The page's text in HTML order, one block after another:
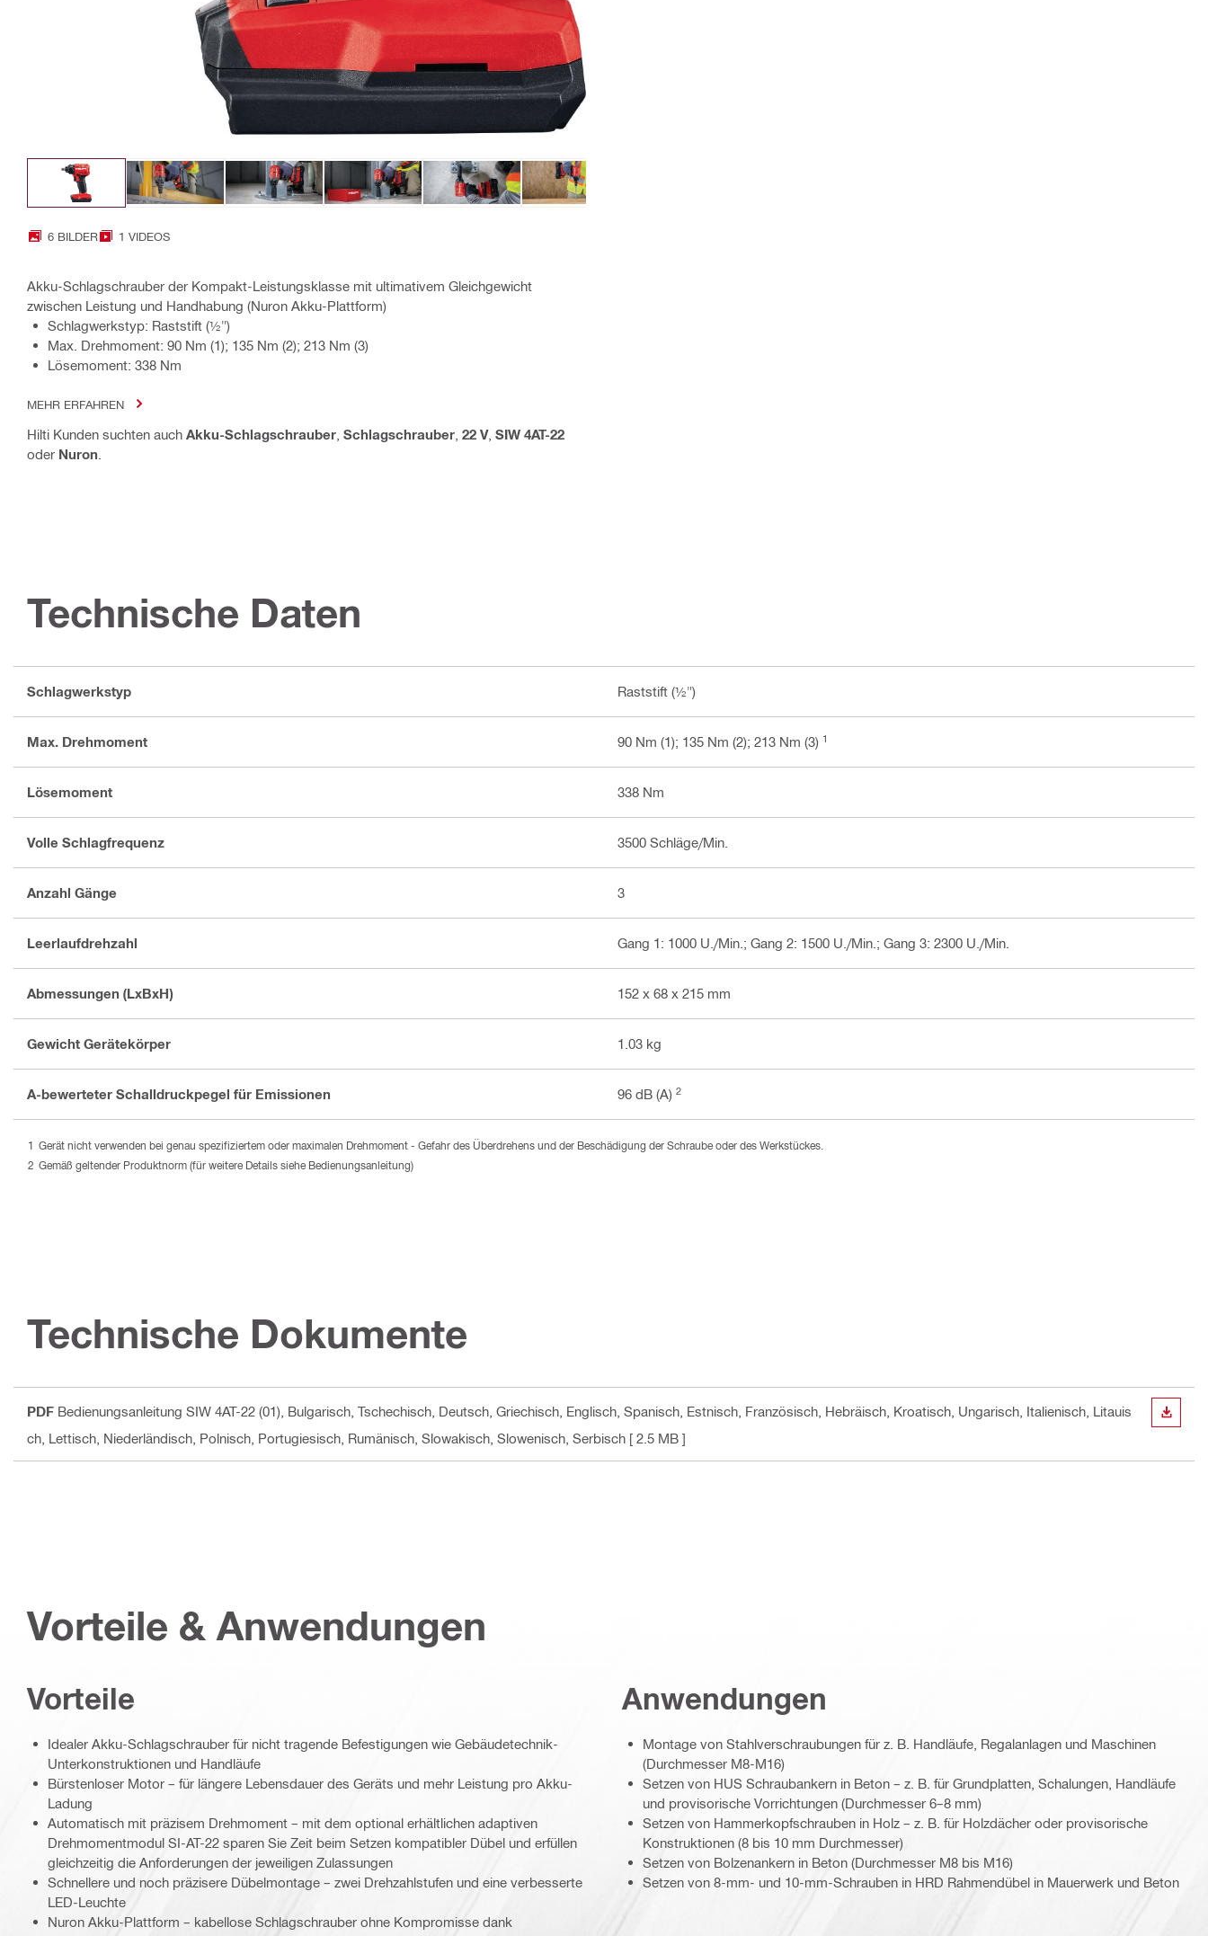
6 BILDER 1 VIDEOS
Akku-Schlagschrauber der Kompakt-Leistungsklasse mit ultimativem Gleichgewicht
zwischen Leistung und Handhabung (Nuron Akku-Plattform)
Schlagwerkstyp: Raststift (½")
Max. Drehmoment: 90 Nm (1); 135 Nm (2); 213 Nm (3)
Lösemoment: 338 Nm
MEHR ERFAHREN
Hilti Kunden suchten auch Akku-Schlagschrauber Schlagschrauber 22 V, SIW 4AT-22
oder Nuron
Technische Daten
Schlagwerkstyp Raststift (½")
Max. Drehmoment 90 Nm (1); 135 Nm (2); 213 Nm (3) 1
Lösemoment 338 Nm
Volle Schlagfrequenz 3500 Schläge/Min.
Anzahl Gänge 3
Leerlaufdrehzahl Gang 1: 1000 U./Min.; Gang 2: 1500 U./Min.; Gang 3: 2300 U./Min.
Abmessungen (LxBxH) 152 x 68 x 215 mm
Gewicht Gerätekörper 1.03 kg
A-bewerteter Schalldruckpegel für Emissionen 96 dB (A) 2
Gerät nicht verwenden bei genau spezifiziertem oder maximalen Drehmoment - Gefahr des Überdrehens und der Beschädigung der Schraube oder des Werkstückes.
Gemäß geltender Produktnorm (für weitere Details siehe Bedienungsanleitung)
Technische Dokumente
PDF Bedienungsanleitung SIW 4AT-22 (01) , Bulgarisch, Tschechisch, Deutsch, Griechisch, Englisch, Spanisch, Estnisch, Französisch, Hebräisch, Kroatisch, Ungarisch, Italienisch, Litauis
ch, Lettisch, Niederländisch, Polnisch, Portugiesisch, Rumänisch, Slowakisch, Slowenisch, Serbisch [ 2.5 MB ]
Vorteile & Anwendungen
Vorteile
Idealer Akku-Schlagschrauber für nicht tragende Befestigungen wie Gebäudetechnik-
Unterkonstruktionen und Handläufe
Bürstenloser Motor – für längere Lebensdauer des Geräts und mehr Leistung pro Akku-
Ladung
Automatisch mit präzisem Drehmoment – mit dem optional erhältlichen adaptiven
Drehmomentmodul SI-AT-22 sparen Sie Zeit beim Setzen kompatibler Dübel und erfüllen
gleichzeitig die Anforderungen der jeweiligen Zulassungen
Schnellere und noch präzisere Dübelmontage – zwei Drehzahlstufen und eine verbesserte
LED-Leuchte
Nuron Akku-Plattform – kabellose Schlagschrauber ohne Kompromisse dank
Anwendungen
Montage von Stahlverschraubungen für z. B. Handläufe, Regalanlagen und Maschinen
(Durchmesser M8-M16)
Setzen von HUS Schraubankern in Beton – z. B. für Grundplatten, Schalungen, Handläufe
und provisorische Vorrichtungen (Durchmesser 6–8 mm)
Setzen von Hammerkopfschrauben in Holz – z. B. für Holzdächer oder provisorische
Konstruktionen (8 bis 10 mm Durchmesser)
Setzen von Bolzenankern in Beton (Durchmesser M8 bis M16)
Setzen von 8-mm- und 10-mm-Schrauben in HRD Rahmendübel in Mauerwerk und Beton